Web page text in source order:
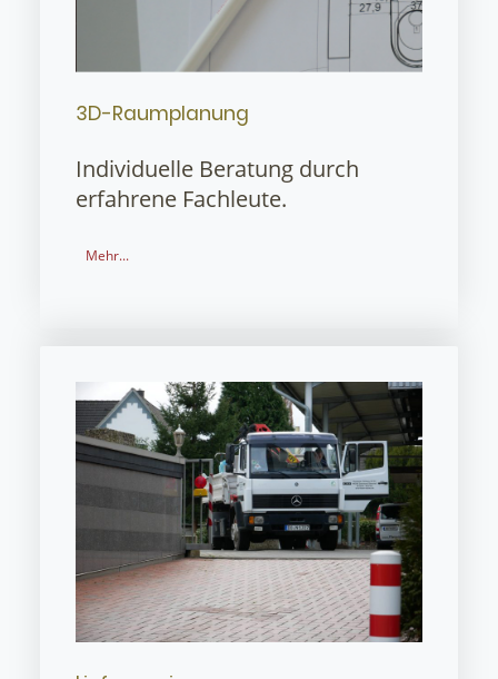
3D-Raumplanung
Individuelle Beratung durch
erfahrene Fachleute.
Mehr...